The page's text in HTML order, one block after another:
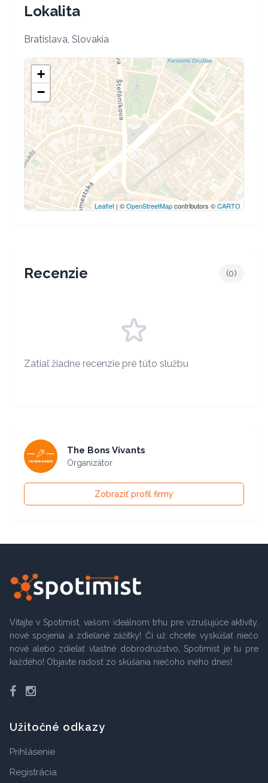
Lokalita
Bratislava, Slovakia
+
−
Leaflet | ©OpenStreetMapcontributors ©CARTO
Recenzie (0)
Zatiaľ žiadne recenzie pre túto službu
The Bons Vivants
Organizátor
Zobraziť profil firmy
Vitajte v Spotimist, vašom ideálnom trhu pre vzrušujúce aktivity,
nové spojenia a zdieľané zážitky! Či už chcete vyskúšať niečo
nové alebo zdieľať vlastné dobrodružstvo, Spotimist je tu pre
každého! Objavte radosť zo skúšania niečoho iného dnes!
Facebook
Instagram
Užitočné odkazy
Prihlásenie
Registrácia